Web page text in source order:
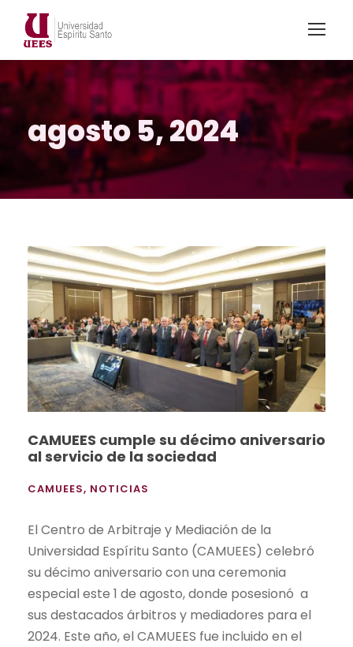
agosto 5, 2024
CAMUEES cumple su décimo aniversario
al servicio de la sociedad
CAMUEES, NOTICIAS
El Centro de Arbitraje y Mediación de la
Universidad Espíritu Santo (CAMUEES) celebró
su décimo aniversario con una ceremonia
especial este 1 de agosto, donde posesionó a
sus destacados árbitros y mediadores para el
2024. Este año, el CAMUEES fue incluido en el